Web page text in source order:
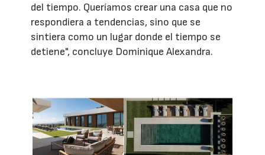
del tiempo. Queríamos crear una casa que no
respondiera a tendencias, sino que se
sintiera como un lugar donde el tiempo se
detiene", concluye Dominique Alexandra.